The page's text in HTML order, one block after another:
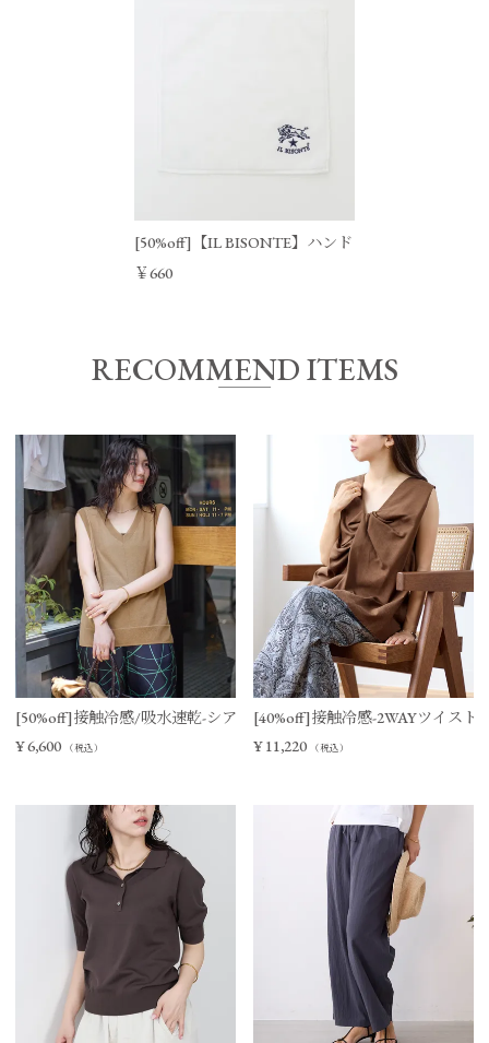
[50%off]【IL BISONTE】ハンドタオル
￥660
RECOMMEND ITEMS
[50%off]接触冷感/吸水速乾-シアーVネックニットベスト
¥6,600 （税込）
[40%off]接触冷感-2WAYツイスト
¥ 11,220 （税込）